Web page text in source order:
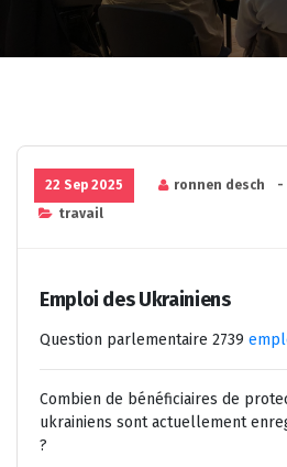
22 Sep 2025 ronnen desch
-
travail
Emploi des Ukrainiens
Question parlementaire 2739
Combien de bénéficiaires de
ukrainiens sont actuellement
?